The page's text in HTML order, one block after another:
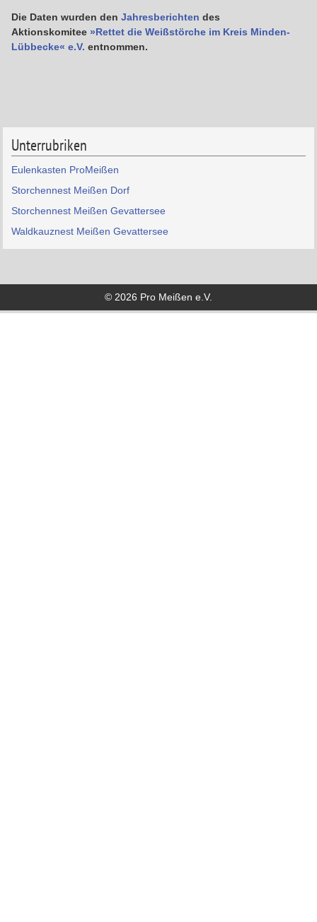
Die Daten wurden denJahresberichten des
Aktionskomitee»Rettet die Weißstörche im Kreis Minden-
Lübbecke« e.V. entnommen.
Unterrubriken
Eulenkasten ProMeißen
Storchennest Meißen Dorf
Storchennest Meißen Gevattersee
Waldkauznest Meißen Gevattersee
© 2026 Pro Meißen e.V.